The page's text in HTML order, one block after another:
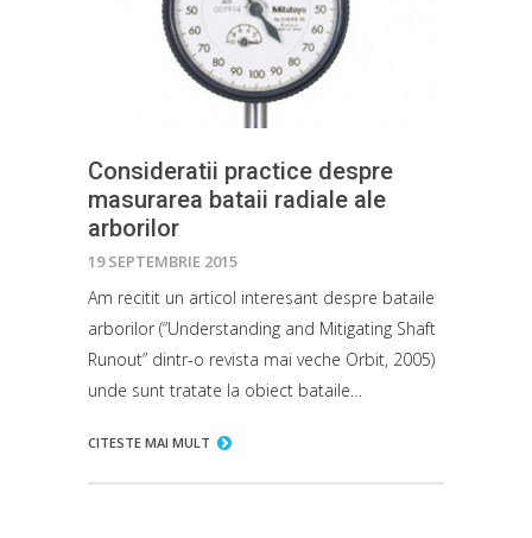
Consideratii practice despre
masurarea bataii radiale ale
arborilor
19 SEPTEMBRIE 2015
Am recitit un articol interesant despre bataile
arborilor (“Understanding and Mitigating Shaft
Runout” dintr-o revista mai veche Orbit, 2005)
unde sunt tratate la obiect bataile…
CITESTE MAI MULT